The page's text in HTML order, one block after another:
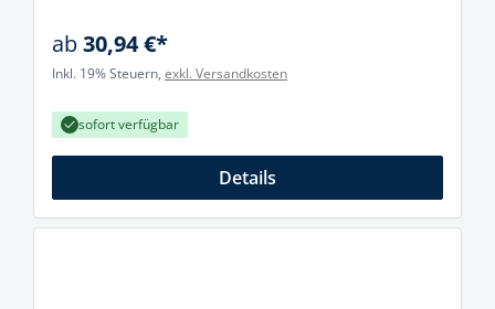
ab30,94 €*
Inkl. 19% Steuern, exkl. Versandkosten
sofort verfügbar
Details